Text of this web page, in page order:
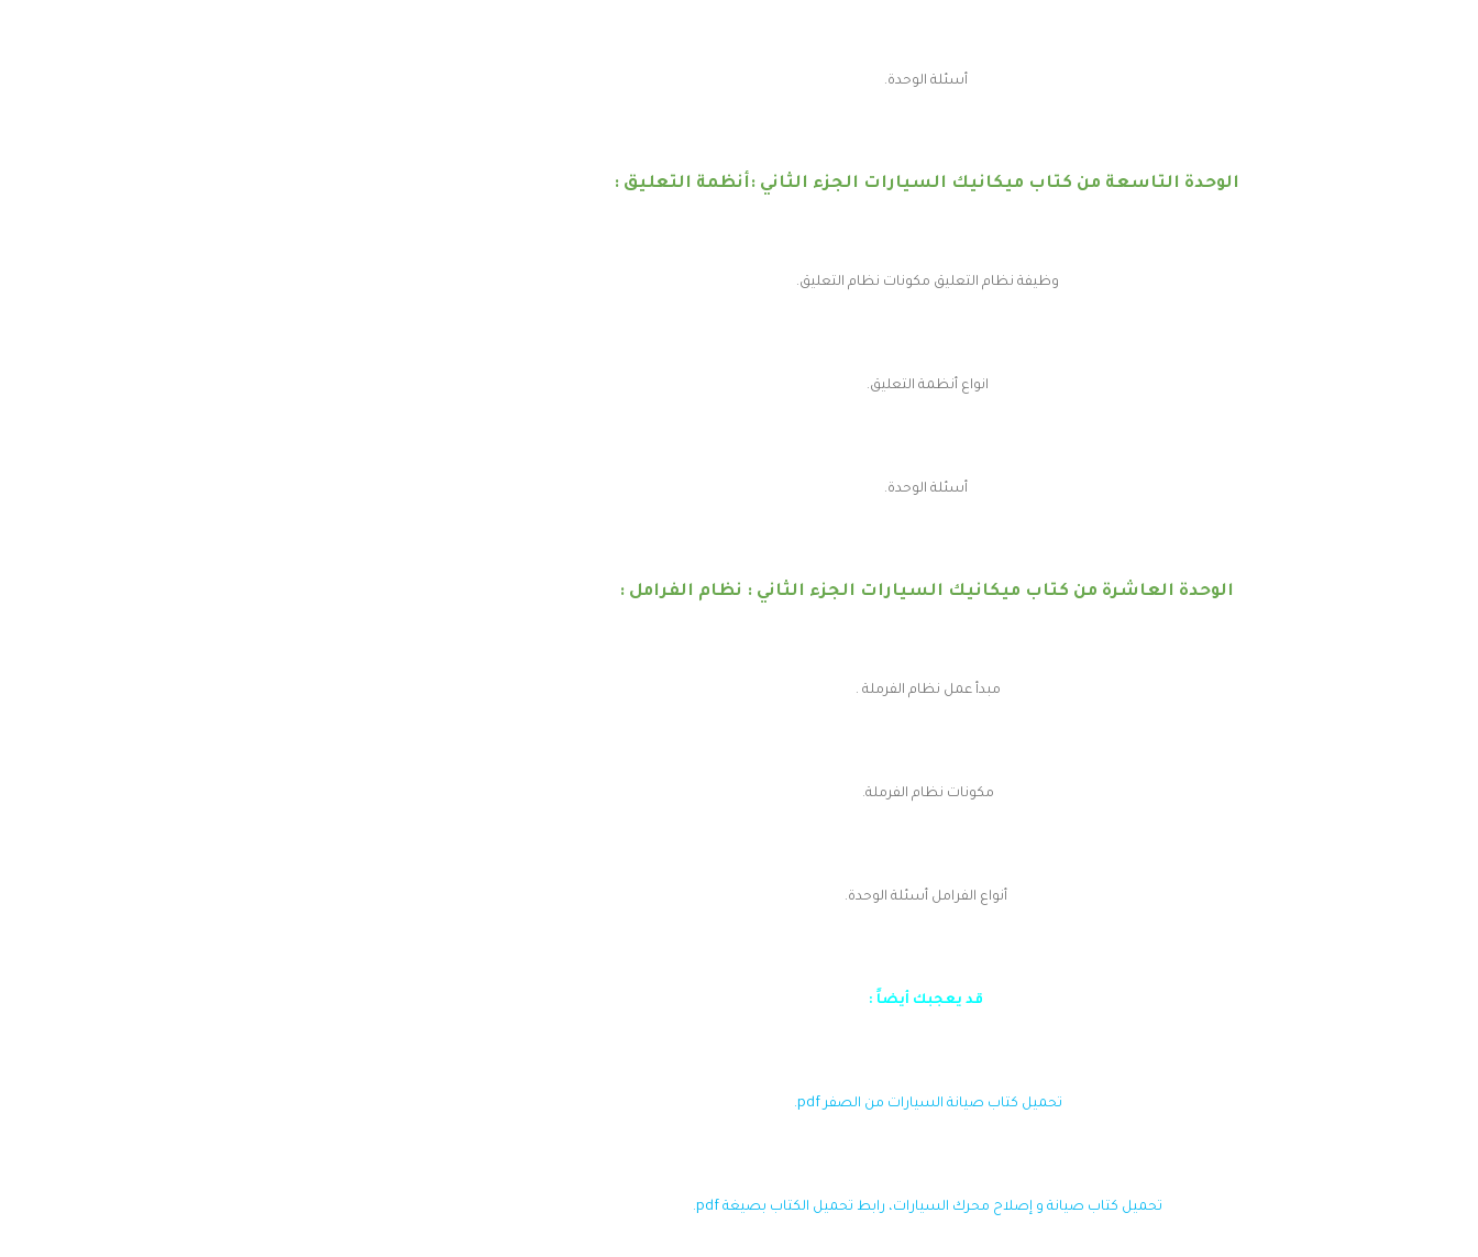
أسئلة الوحدة.
الوحدة التاسعة من كتاب ميكانيك السيارات الجزء الثاني :أنظمة التعليق :
وظيفة نظام التعليق مكونات نظام التعليق.
انواع أنظمة التعليق.
أسئلة الوحدة.
الوحدة العاشرة من كتاب ميكانيك السيارات الجزء الثاني : نظام الفرامل :
مبدأ عمل نظام الفرملة .
مكونات نظام الفرملة.
أنواع الفرامل أسئلة الوحدة.
قد يعجبك أيضاً :
تحميل كتاب صيانة السيارات من الصفر pdf.
تحميل كتاب صيانة و إصلاح محرك السيارات، رابط تحميل الكتاب بصيغة pdf.